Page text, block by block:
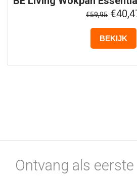
€59,95
BEKIJK
Ontvang als eerste